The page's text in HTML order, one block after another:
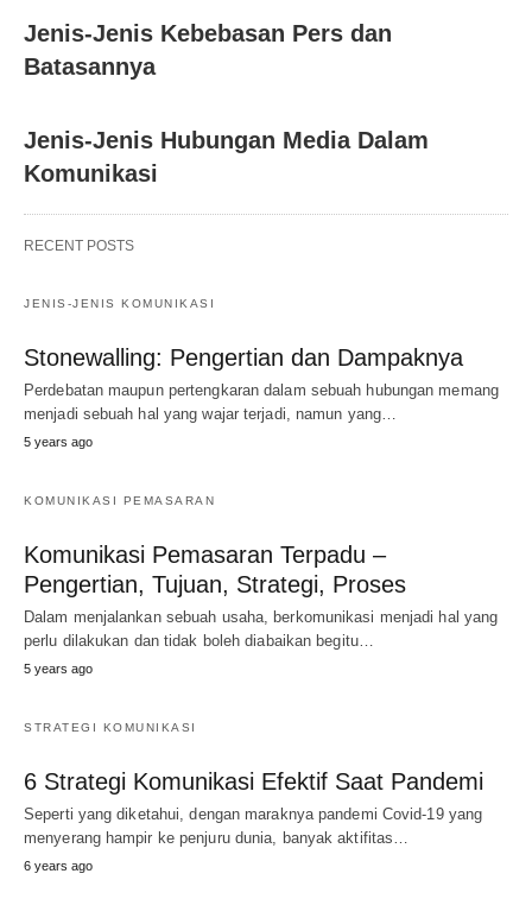
Jenis-Jenis Kebebasan Pers dan
Batasannya
Jenis-Jenis Hubungan Media Dalam
Komunikasi
RECENT POSTS
JENIS-JENIS KOMUNIKASI
Stonewalling: Pengertian dan Dampaknya
Perdebatan maupun pertengkaran dalam sebuah hubungan memang
menjadi sebuah hal yang wajar terjadi, namun yang…
5 years ago
KOMUNIKASI PEMASARAN
Komunikasi Pemasaran Terpadu –
Pengertian, Tujuan, Strategi, Proses
Dalam menjalankan sebuah usaha, berkomunikasi menjadi hal yang
perlu dilakukan dan tidak boleh diabaikan begitu…
5 years ago
STRATEGI KOMUNIKASI
6 Strategi Komunikasi Efektif Saat Pandemi
Seperti yang diketahui, dengan maraknya pandemi Covid-19 yang
menyerang hampir ke penjuru dunia, banyak aktifitas…
6 years ago